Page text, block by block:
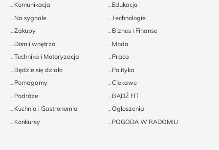
Komunikacja
Edukacja
Na sygnale
Technologie
Zakupy
Biznes i Finanse
Dom i wnętrza
Moda
Technika i Motoryzacja
Praca
Będzie się działo
Polityka
Pomagamy
Ciekawe
Podróże
BĄDŹ FIT
Kuchnia i Gastronomia
Ogłoszenia
Konkursy
POGODA W RADOMIU